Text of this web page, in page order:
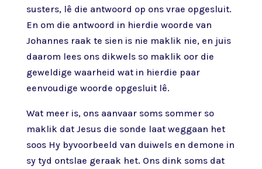
susters, lê die antwoord op ons vrae opgesluit.
En om die antwoord in hierdie woorde van
Johannes raak te sien is nie maklik nie, en juis
daarom lees ons dikwels so maklik oor die
geweldige waarheid wat in hierdie paar
eenvoudige woorde opgesluit lê.
Wat meer is, ons aanvaar soms sommer so
maklik dat Jesus die sonde laat weggaan het
soos Hy byvoorbeeld van duiwels en demone in
sy tyd ontslae geraak het. Ons dink soms dat